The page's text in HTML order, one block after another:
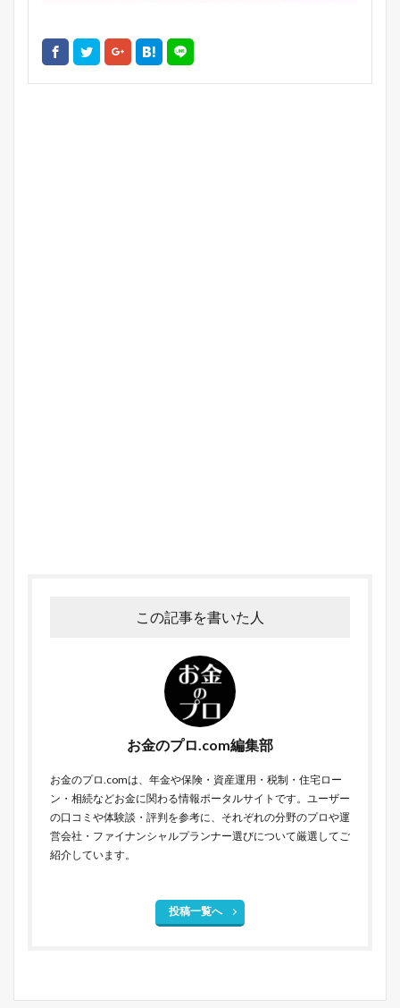
この記事を書いた人
お金のプロ.com編集部
お金のプロ.comは、年金や保険・資産運用・税制・住宅ロー
ン・相続などお金に関わる情報ポータルサイトです。ユーザー
の口コミや体験談・評判を参考に、それぞれの分野のプロや運
営会社・ファイナンシャルプランナー選びについて厳選してご
紹介しています。
投稿一覧へ